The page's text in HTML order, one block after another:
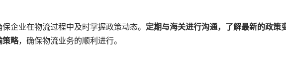
企业在物流过程中及时掌握政策动态。 定期与海关进行沟通，了解最新的政策
策略，确保物流业务的顺利进行。